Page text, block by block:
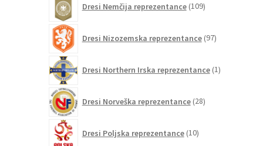
Dresi Nemčija reprezentance 109izdelkov
Dresi Nizozemska reprezentance 97izdelkov
Dresi Northern Irska reprezentance 1izdelek
Dresi Norveška reprezentance 28izdelkov
Dresi Poljska reprezentance 10izdelkov